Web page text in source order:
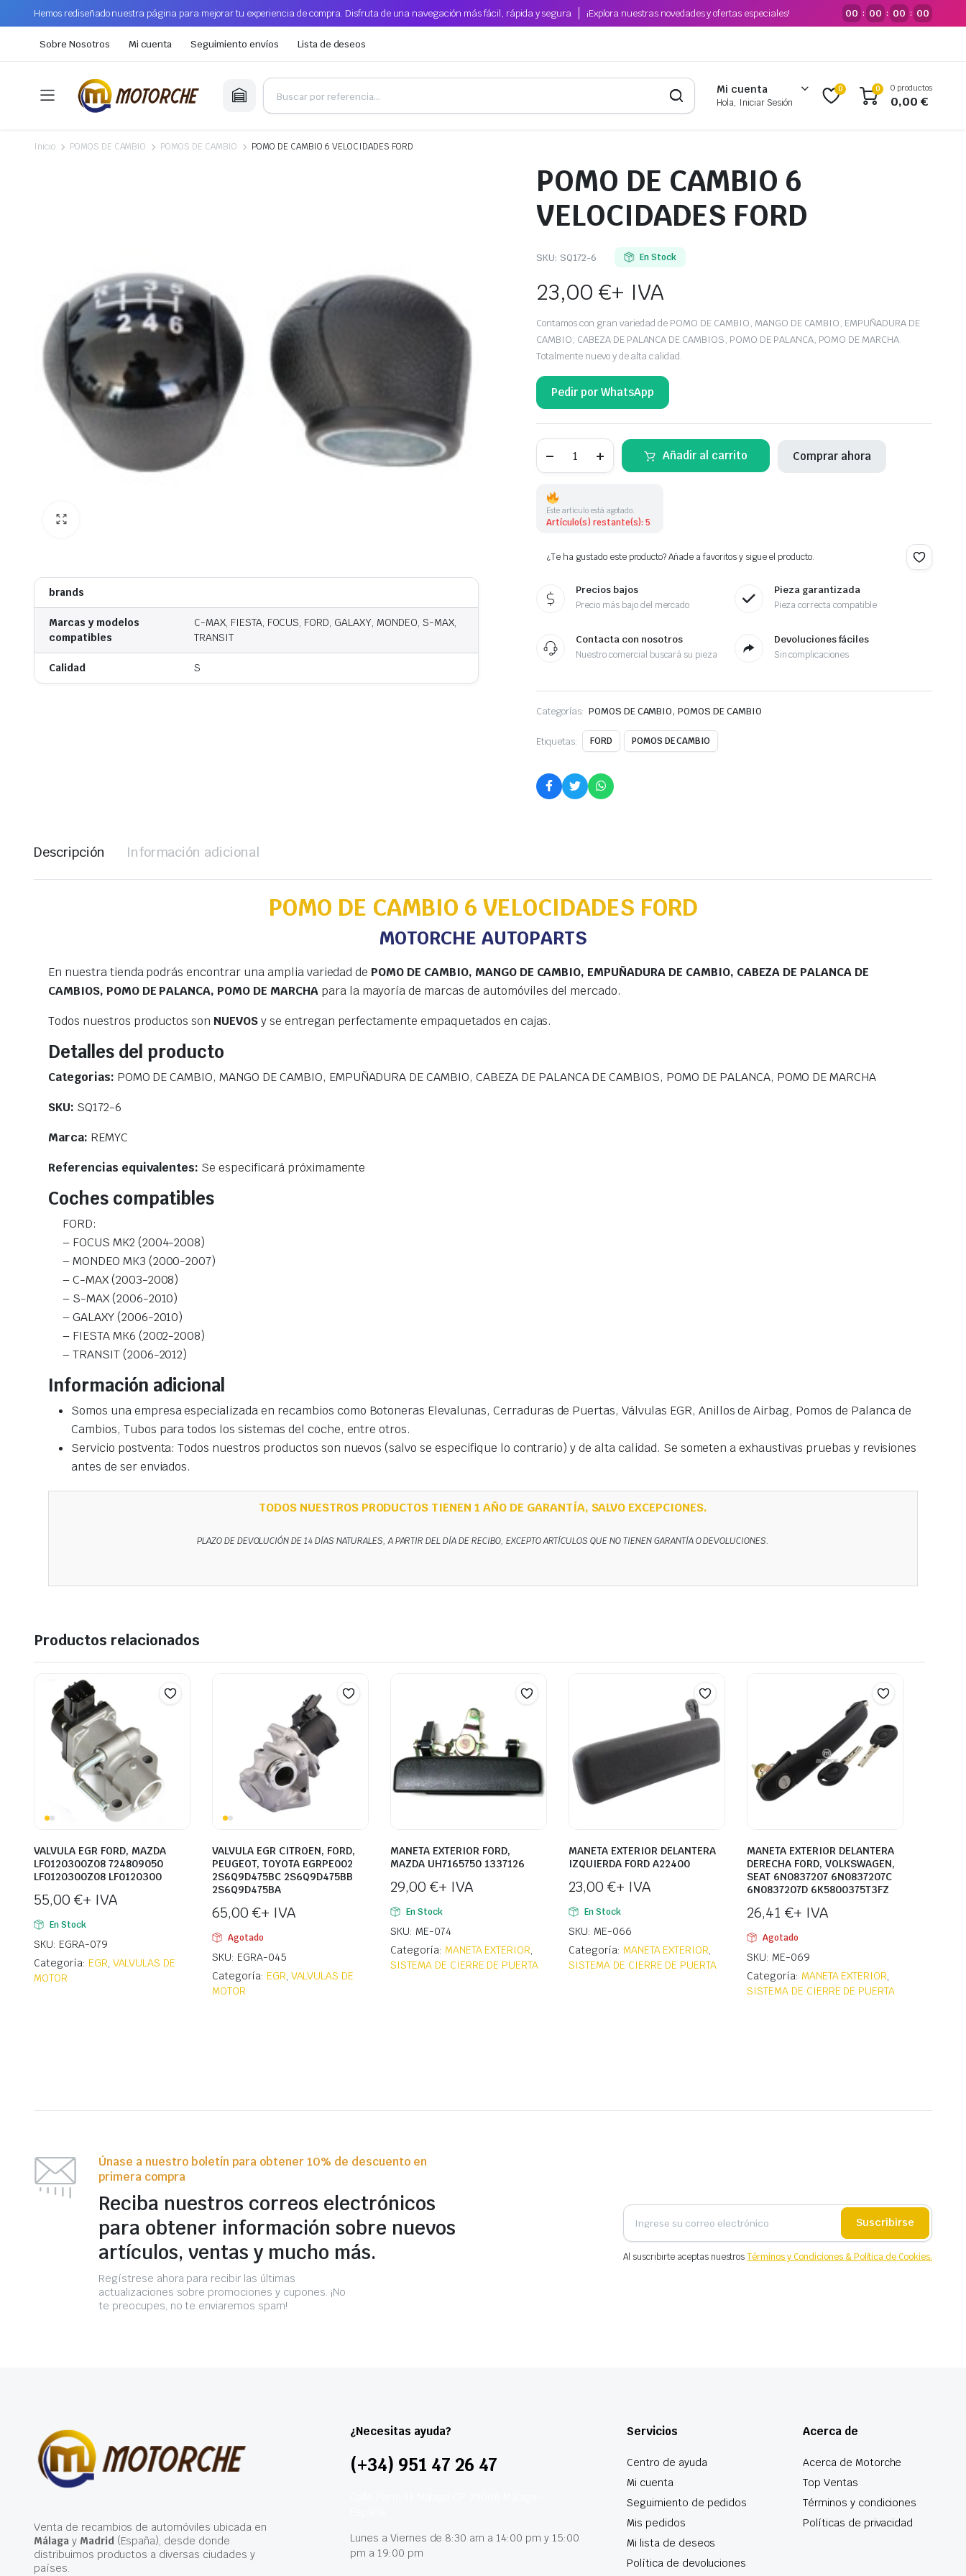
Hemos rediseñado nuestra página para mejorar tu experiencia de compra. Disfruta de una navegación más fácil, rápida y segura ¡Explora nuestras novedades y ofertas especiales! 00 : 00 : 00 : 00
Sobre Nosotros Mi cuenta Seguimiento envíos Lista de deseos
Mi cuenta
Hola, Iniciar Sesión
0 0 0 productos
0,00€
Inicio POMOS DE CAMBIO POMOS DE CAMBIO POMO DE CAMBIO 6 VELOCIDADES FORD
brands
Marcas y modelos
compatibles
C-MAX, FIESTA, FOCUS, FORD, GALAXY, MONDEO, S-MAX,
TRANSIT
Calidad S
POMO DE CAMBIO 6
VELOCIDADES FORD
SKU: SQ172-6 En Stock
23,00€+ IVA
Contamos con gran variedad de POMO DE CAMBIO, MANGO DE CAMBIO, EMPUÑADURA DE
CAMBIO, CABEZA DE PALANCA DE CAMBIOS, POMO DE PALANCA, POMO DE MARCHA.
Totalmente nuevo y de alta calidad.
Pedir por WhatsApp
cantidad
Añadir al carrito Comprar ahora
Este artículo está agotado.
Artículo(s) restante(s): 5
¿Te ha gustado este producto? Añade a favoritos y sigue el producto.
Precios bajos
Precio más bajo del mercado
Pieza garantizada
Pieza correcta compatible
Contacta con nosotros
Nuestro comercial buscará su pieza
Devoluciones fáciles
Sin complicaciones
Categorías: POMOS DE CAMBIO, POMOS DE CAMBIO
Etiquetas: FORD POMOS DE CAMBIO
Descripción Información adicional
POMO DE CAMBIO 6 VELOCIDADES FORD
MOTORCHE AUTOPARTS
En nuestra tienda podrás encontrar una amplia variedad de POMO DE CAMBIO, MANGO DE CAMBIO, EMPUÑADURA DE CAMBIO, CABEZA DE PALANCA DE
CAMBIOS, POMO DE PALANCA, POMO DE MARCHApara la mayoría de marcas de automóviles del mercado.
Todos nuestros productos son NUEVOSy se entregan perfectamente empaquetados en cajas.
Detalles del producto
Categorias: POMO DE CAMBIO, MANGO DE CAMBIO, EMPUÑADURA DE CAMBIO, CABEZA DE PALANCA DE CAMBIOS, POMO DE PALANCA, POMO DE MARCHA
SKU: SQ172-6
Marca: REMYC
Referencias equivalentes: Se especificará próximamente
Coches compatibles
FORD:
– FOCUS MK2 (2004-2008)
– MONDEO MK3 (2000-2007)
– C-MAX (2003-2008)
– S-MAX (2006-2010)
– GALAXY (2006-2010)
– FIESTA MK6 (2002-2008)
– TRANSIT (2006-2012)
Información adicional
Somos una empresa especializada en recambios como Botoneras Elevalunas, Cerraduras de Puertas, Válvulas EGR, Anillos de Airbag, Pomos de Palanca de
Cambios, Tubos para todos los sistemas del coche, entre otros.
Servicio postventa: Todos nuestros productos son nuevos (salvo se especifique lo contrario) y de alta calidad. Se someten a exhaustivas pruebas y revisiones
antes de ser enviados.
TODOS NUESTROS PRODUCTOS TIENEN 1 AÑO DE GARANTÍA, SALVO EXCEPCIONES.
PLAZO DE DEVOLUCIÓN DE 14 DÍAS NATURALES, A PARTIR DEL DÍA DE RECIBO, EXCEPTO ARTÍCULOS QUE NO TIENEN GARANTÍA O DEVOLUCIONES.
Productos relacionados
VALVULA EGR FORD, MAZDA
LF0120300Z08 724809050
LF0120300Z08 LF0120300
55,00 €+ IVA
En Stock
SKU: EGRA-079
Categoría: EGR, VALVULAS DE
MOTOR
VALVULA EGR CITROEN, FORD,
PEUGEOT, TOYOTA EGRPE002
2S6Q9D475BC 2S6Q9D475BB
2S6Q9D475BA
65,00 €+ IVA
Agotado
SKU: EGRA-045
Categoría: EGR, VALVULAS DE
MOTOR
MANETA EXTERIOR FORD,
MAZDA UH7165750 1337126
29,00 €+ IVA
En Stock
SKU: ME-074
Categoría: MANETA EXTERIOR,
SISTEMA DE CIERRE DE PUERTA
MANETA EXTERIOR DELANTERA
IZQUIERDA FORD A22400
23,00 €+ IVA
En Stock
SKU: ME-066
Categoría: MANETA EXTERIOR,
SISTEMA DE CIERRE DE PUERTA
MANETA EXTERIOR DELANTERA
DERECHA FORD, VOLKSWAGEN,
SEAT 6N0837207 6N0837207C
6N0837207D 6K5800375T3FZ
26,41 €+ IVA
Agotado
SKU: ME-069
Categoría: MANETA EXTERIOR,
SISTEMA DE CIERRE DE PUERTA
Únase a nuestro boletín para obtener 10% de descuento en
primera compra
Reciba nuestros correos electrónicos
para obtener información sobre nuevos
artículos, ventas y mucho más.
Regístrese ahora para recibir las últimas
actualizaciones sobre promociones y cupones. ¡No
te preocupes, no te enviaremos spam!
Suscribirse
Al suscribirte aceptas nuestrosTérminos y Condiciones & Política de Cookies.
Venta de recambios de automóviles ubicada en
Málagay Madrid(España), desde donde
distribuimos productos a diversas ciudades y
países.
¿Necesitas ayuda?
(+34) 951 47 26 47
Lunes a Viernes de 8:30 am a 14:00 pm y 15:00
pm a 19:00 pm
Servicios
Centro de ayuda
Mi cuenta
Seguimiento de pedidos
Mis pedidos
Mi lista de deseos
Política de devoluciones
Acerca de
Acerca de Motorche
Top Ventas
Términos y condiciones
Políticas de privacidad